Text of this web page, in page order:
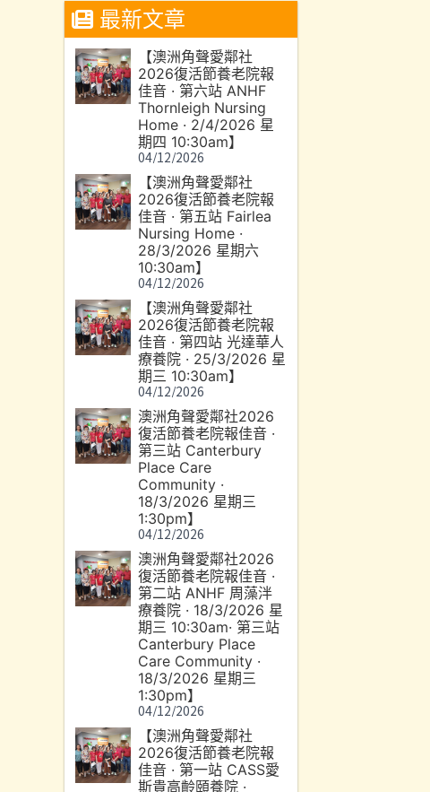
最新文章
【澳洲角聲愛鄰社
2026復活節養老院報
佳音 · 第六站 ANHF
Thornleigh Nursing
Home · 2/4/2026 星
期四 10:30am】
04/12/2026
【澳洲角聲愛鄰社
2026復活節養老院報
佳音 · 第五站 Fairlea
Nursing Home ·
28/3/2026 星期六
10:30am】
04/12/2026
【澳洲角聲愛鄰社
2026復活節養老院報
佳音 · 第四站 光達華人
療養院 · 25/3/2026 星
期三 10:30am】
04/12/2026
澳洲角聲愛鄰社2026
復活節養老院報佳音 ·
第三站 Canterbury
Place Care
Community ·
18/3/2026 星期三
1:30pm】
04/12/2026
澳洲角聲愛鄰社2026
復活節養老院報佳音 ·
第二站 ANHF 周藻泮
療養院 · 18/3/2026 星
期三 10:30am· 第三站
Canterbury Place
Care Community ·
18/3/2026 星期三
1:30pm】
04/12/2026
【澳洲角聲愛鄰社
2026復活節養老院報
佳音 · 第一站 CASS愛
斯貴高齡頤養院 ·